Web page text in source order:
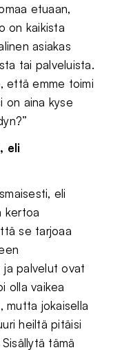
etuaan,
on kaikista
asiakas
tai palveluista.
että emme toimi
on aina kyse
eli
eli
kertoa
se tarjoaa
palvelut ovat
olla vaikea
mutta jokaisella
heiltä pitäisi
tämä